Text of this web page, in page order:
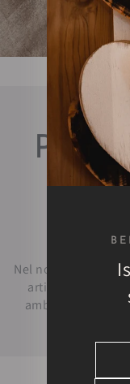
Per tutti
Nel nostro
articoli di
ambiente
l'e-